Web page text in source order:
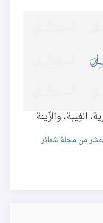
الغِيبة، والزّينة
عشر من مجلة شعائر